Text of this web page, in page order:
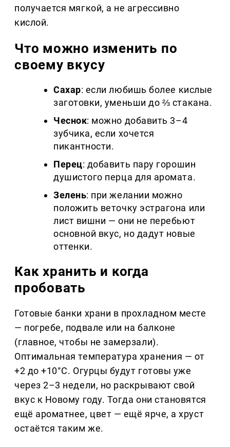
получается мягкой, а не агрессивно
кислой.
Что можно изменить по
своему вкусу
Сахар: если любишь более кислые
заготовки, уменьши до ⅔ стакана.
Чеснок: можно добавить 3–4
зубчика, если хочется
пикантности.
Перец: добавить пару горошин
душистого перца для аромата.
Зелень: при желании можно
положить веточку эстрагона или
лист вишни — они не перебьют
основной вкус, но дадут новые
оттенки.
Как хранить и когда
пробовать
Готовые банки храни в прохладном месте
— погребе, подвале или на балконе
(главное, чтобы не замерзали).
Оптимальная температура хранения — от
+2 до +10°C. Огурцы будут готовы уже
через 2–3 недели, но раскрывают свой
вкус к Новому году. Тогда они становятся
ещё ароматнее, цвет — ещё ярче, а хруст
остаётся таким же.